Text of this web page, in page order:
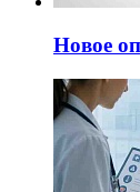
Новое